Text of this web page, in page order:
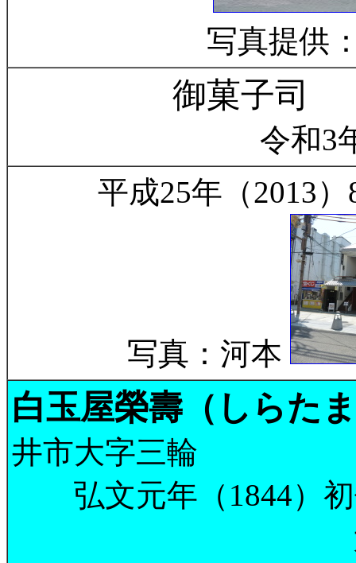
写真提供
御菓子司
令和3
平成25年（2013
写真：河本
白玉屋榮壽（しらた
井市大字三輪
弘文元年（1844）初
大和一ノ宮三